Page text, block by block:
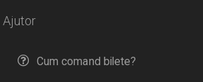
Ajutor
Cum comand bilete?